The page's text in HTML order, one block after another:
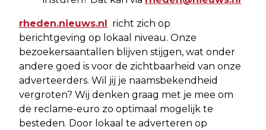
rheden.nieuws.nl richt zich op
berichtgeving op lokaal niveau. Onze
bezoekersaantallen blijven stijgen, wat onder
andere goed is voor de zichtbaarheid van onze
adverteerders. Wil jij je naamsbekendheid
vergroten? Wij denken graag met je mee om
de reclame-euro zo optimaal mogelijk te
besteden. Door lokaal te adverteren op